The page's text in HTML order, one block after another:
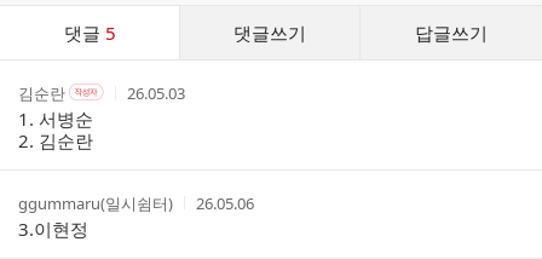
댓글 5 댓글쓰기 답글쓰기
트
작
성
자
김순란작
성
자
본
인
부
작
성
자
작
26.05.03
1. 서병순
2. 김순란
작
성
자
ggummaru(일시쉼터)
작
26.05.06
3.이현정